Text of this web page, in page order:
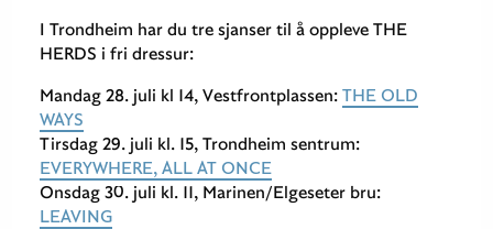
I Trondheim har du tre sjanser til å oppleve THE
HERDS i fri dressur:
Mandag 28. juli kl 14, Vestfrontplassen:THE OLD
WAYS
Tirsdag 29. juli kl. 15, Trondheim sentrum:
EVERYWHERE, ALL AT ONCE
Onsdag 30. juli kl. 11, Marinen/Elgeseter bru:
LEAVING